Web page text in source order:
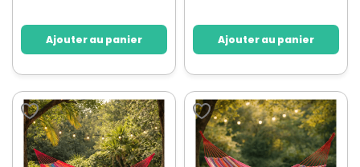
Ajouter au panier Ajouter au panier